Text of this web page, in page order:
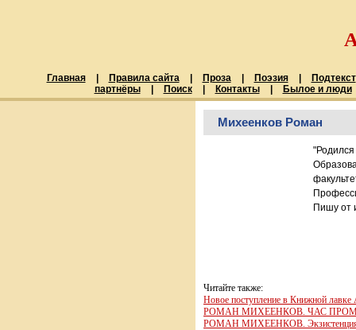
Главная Правила сайта Проза Поэзия
Подтекст
партнёры
Поиск Контакты Былое и люди
Михеенков Роман
Пишу от
Читайте также:
Новое поступление в Книжной
РОМАН МИХЕЕНКОВ. ЧАС
РОМАН МИХЕЕНКОВ. Экзистенция